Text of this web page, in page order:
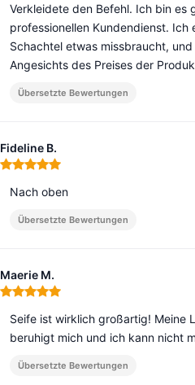
Verkleidete den Befehl. Ich bin es
professionellen Kundendienst.
Schachtel etwas missbraucht,
Angesichts des Preises der
Übersetzte Bewertungen
Fideline B.
Hinweis: 5 von 5
Nach oben
Übersetzte Bewertungen
Maerie M.
Hinweis: 5 von 5
Seife ist wirklich großartig! Meine
beruhigt mich und ich kann nicht
Übersetzte Bewertungen